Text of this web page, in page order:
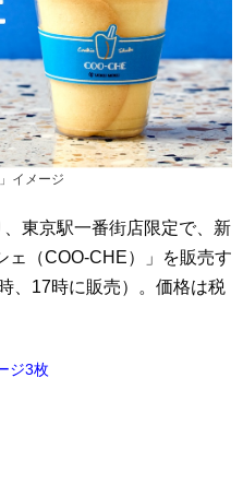
イメージ
東京駅一番街店限定で、新
ェ（COO-CHE）」を販売す
、17時に販売）。価格は税
ジ3枚